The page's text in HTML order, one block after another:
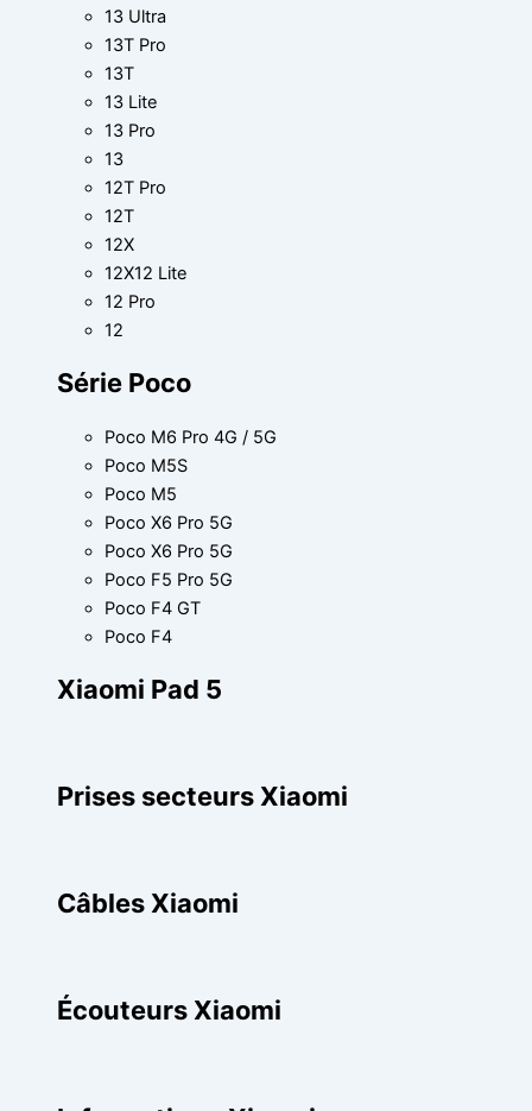
13 Ultra
13T Pro
13T
13 Lite
13 Pro
13
12T Pro
12T
12X
12X12 Lite
12 Pro
12
Série Poco
Poco M6 Pro 4G / 5G
Poco M5S
Poco M5
Poco X6 Pro 5G
Poco X6 Pro 5G
Poco F5 Pro 5G
Poco F4 GT
Poco F4
Xiaomi Pad 5
Prises secteurs Xiaomi
Câbles Xiaomi
Écouteurs Xiaomi